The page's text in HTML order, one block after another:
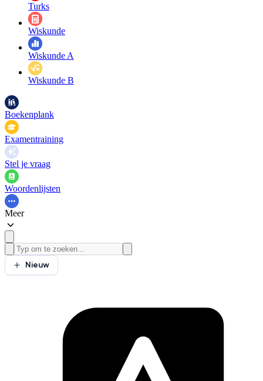
Turks
Wiskunde
Wiskunde A
Wiskunde B
Boekenplank
Examentraining
Stel je vraag
Woordenlijsten
Meer
Nieuw